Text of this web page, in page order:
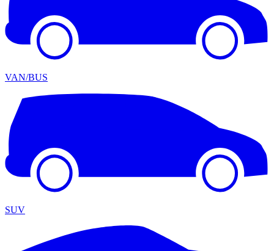
VAN/BUS
SUV